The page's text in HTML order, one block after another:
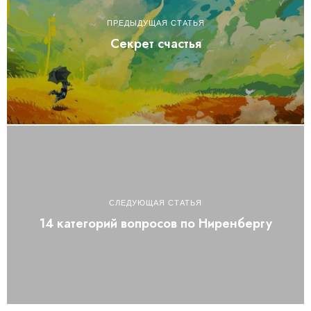
ПРЕДЫДУЩАЯ СТАТЬЯ
Секрет счастья
СЛЕДУЮЩАЯ СТАТЬЯ
14 категорий вопросов по Ниренбергу